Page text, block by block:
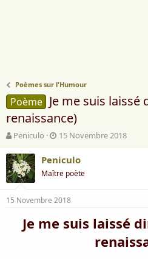
Poèmes sur l'Humour
Poème Je me suis
renaissance)
A
u
t
e
u
r
d
e
Peniculo
D
a
t
d
e
d
é
b
15 Novembre 2018
Peniculo
Maître poète
15 Novembre 2018
Je me suis laissé